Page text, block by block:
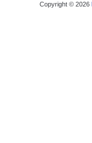
Copyright © 2026